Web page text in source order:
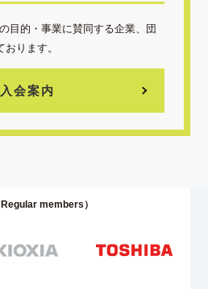
目的・事業に賛同する企業、団
ります。
入会案内
members）